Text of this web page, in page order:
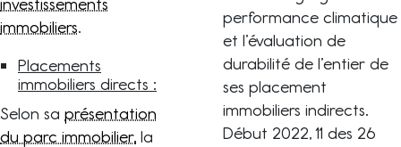
immobiliers.
Placements
immobiliers directs :
Selon sa présentation
du parc immobilier, la
performance climatique
et l’évaluation de
durabilité de l’entier de
ses placement
immobiliers indirects.
Début 2022, 11 des 26